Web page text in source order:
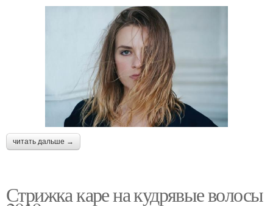
читать дальше →
Стрижка каре на кудрявые волосы